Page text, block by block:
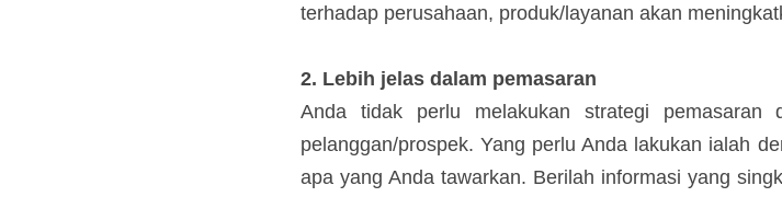
ulasan yang bagus terhadap perusahaan, produk/
2. Lebih jelas dalam pemasaran
Anda tidak perlu melakukan strategi pemasaran
pelanggan/prospek. Yang perlu Anda lakukan
tentang apa yang Anda tawarkan. Berilah